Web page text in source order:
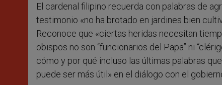
El cardenal filipino recuerda con palabras de
testimonio «no ha brotado en jardines bien
Reconoce que «ciertas heridas necesitan
obispos no son “funcionarios del Papa” ni
cómo y por qué incluso las últimas palabras
puede ser más útil» en el diálogo con el